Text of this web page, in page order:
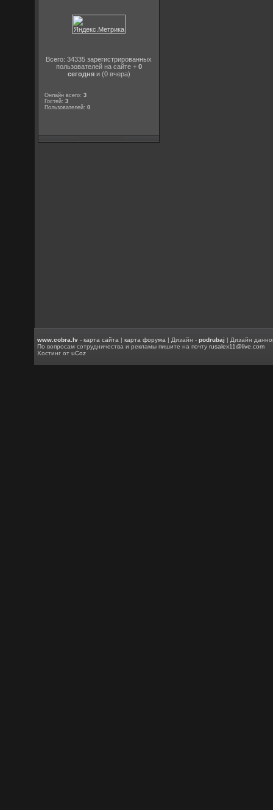
Всего: 34335 зарегистрированных
пользователей на сайте + 0
сегодняи (0 вчера)
Онлайн всего:3
Гостей:3
Пользователей:0
www.cobra.lv -карта сайта |карта форума | Дизайн -podrubaj | Дизайн
По вопросам сотрудничества и рекламы пишите на почтуrusalex11@live.com
Хостинг отuCoz